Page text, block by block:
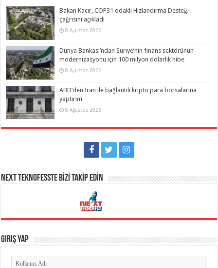
Bakan Kacır, COP31 odaklı Hızlandırma Desteği
çağrısını açıkladı
8 Ağustos 2026
Dünya Bankası’ndan Suriye’nin finans sektörünün
modernizasyonu için 100 milyon dolarlık hibe
8 Ağustos 2026
ABD’den İran ile bağlantılı kripto para borsalarına
yaptırım
8 Ağustos 2026
NEXT TEKNOFESSTE BİZİ TAKİP EDİN
Giriş Yap